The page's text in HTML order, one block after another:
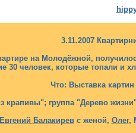
3.11.2007
на Молодёжной,
30 человек, которые топали и
Что: Выставка
крапивы"; группа "Дерево
Евгений Балакиревс женой, Олег,